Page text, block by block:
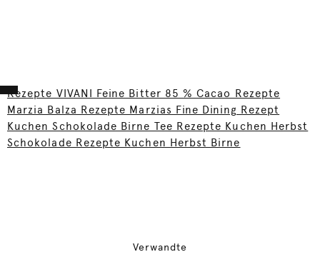
Rezepte VIVANI Feine Bitter 85 % Cacao Rezepte
Marzia Balza Rezepte Marzias Fine Dining Rezept
Kuchen Schokolade Birne Tee Rezepte Kuchen Herbst
Schokolade Rezepte Kuchen Herbst Birne
Verwandte